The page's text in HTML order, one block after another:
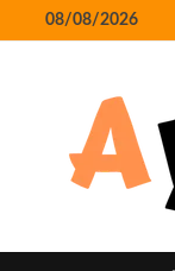
to
08/08/2026